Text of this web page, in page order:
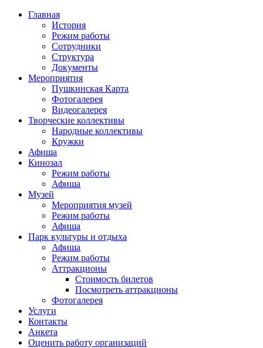
Главная
История
Режим работы
Сотрудники
Структура
Документы
Мероприятия
Пушкинская Карта
Фотогалерея
Видеогалерея
Творческие коллективы
Народные коллективы
Кружки
Афиша
Кинозал
Режим работы
Афиша
Музей
Мероприятия музей
Режим работы
Афиша
Парк культуры и отдыха
Афиша
Режим работы
Аттракционы
Стоимость билетов
Посмотреть аттракционы
Фотогалерея
Услуги
Контакты
Анкета
Оценить работу организаций